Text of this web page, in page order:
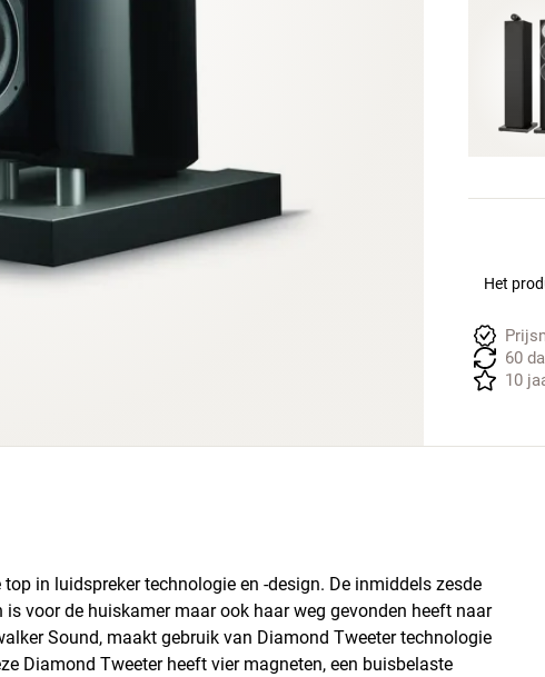
Het
60
10
in luidspreker technologie en -design. De inmiddels zesde
voor de huiskamer maar ook haar weg gevonden heeft naar
Sound, maakt gebruik van Diamond Tweeter technologie
Diamond Tweeter heeft vier magneten, een buisbelaste